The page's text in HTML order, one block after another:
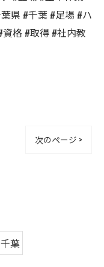
県 #千葉 #足場 #ハ
格 #取得 #社内教
次のページ >
葉